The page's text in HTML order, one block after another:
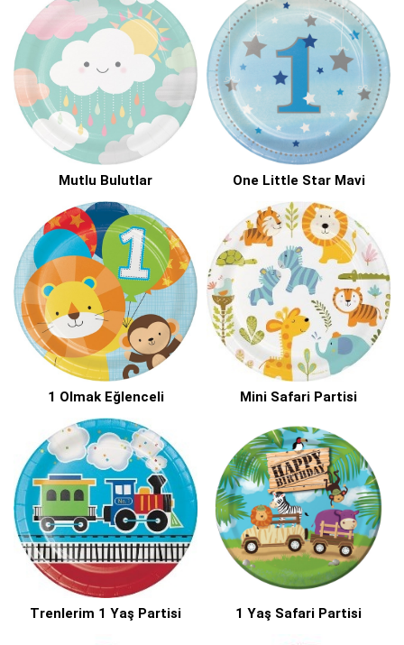
Mutlu Bulutlar One Little Star Mavi
1 Olmak Eğlenceli Mini Safari Partisi
Trenlerim 1 Yaş Partisi 1 Yaş Safari Partisi